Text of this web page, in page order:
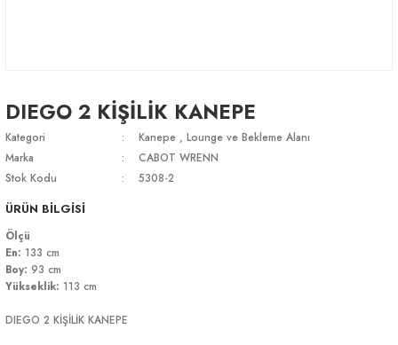
DIEGO 2 KİŞİLİK KANEPE
Kategori Kanepe , Lounge ve Bekleme Alanı
Marka
CABOT WRENN
Stok Kodu
5308-2
ÜRÜN BİLGİSİ
Ölçü
En: 133 cm
Boy: 93 cm
Yükseklik: 113 cm
DIEGO 2 KİŞİLİK KANEPE